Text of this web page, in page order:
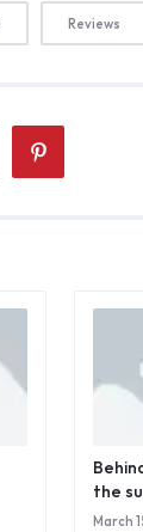
Reviews
the
March